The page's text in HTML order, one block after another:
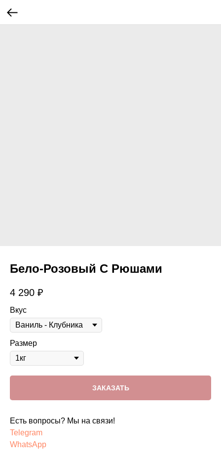
Бело-Розовый С Рюшами
4 290 ₽
Вкус
Размер
ЗАКАЗАТЬ
Есть вопросы? Мы на связи!
Telegram
WhatsApp